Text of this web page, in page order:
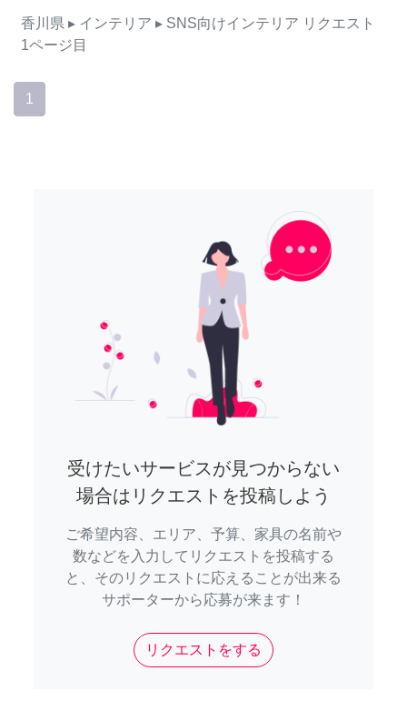
香川県 ▸ インテリア ▸ SNS向けインテリア リクエスト
1ページ目
1
受けたいサービスが見つからない
場合はリクエストを投稿しよう
ご希望内容、エリア、予算、家具の名前や
数などを入力してリクエストを投稿する
と、そのリクエストに応えることが出来る
サポーターから応募が来ます！
リクエストをする